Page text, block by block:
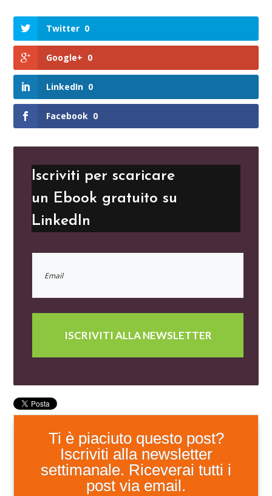
Twitter 0
Google+ 0
LinkedIn 0
Facebook 0
Iscriviti per scaricare
un Ebook gratuito su
LinkedIn
ISCRIVITI ALLA NEWSLETTER
Ti è piaciuto questo post?
Iscriviti alla newsletter
settimanale. Riceverai tutti i
post via email.